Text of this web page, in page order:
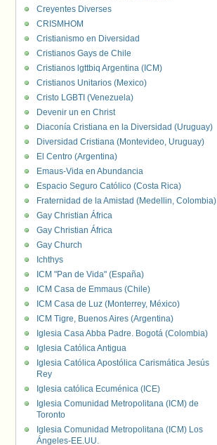
Creyentes Diverses
CRISMHOM
Cristianismo en Diversidad
Cristianos Gays de Chile
Cristianos lgttbiq Argentina (ICM)
Cristianos Unitarios (Mexico)
Cristo LGBTI (Venezuela)
Devenir un en Christ
Diaconía Cristiana en la Diversidad (Uruguay)
Diversidad Cristiana (Montevideo, Uruguay)
El Centro (Argentina)
Emaus-Vida en Abundancia
Espacio Seguro Católico (Costa Rica)
Fraternidad de la Amistad (Medellin, Colombia)
Gay Christian África
Gay Christian África
Gay Church
Ichthys
ICM "Pan de Vida" (España)
ICM Casa de Emmaus (Chile)
ICM Casa de Luz (Monterrey, México)
ICM Tigre, Buenos Aires (Argentina)
Iglesia Casa Abba Padre. Bogotá (Colombia)
Iglesia Católica Antigua
Iglesia Católica Apostólica Carismática Jesús
Rey
Iglesia católica Ecuménica (ICE)
Iglesia Comunidad Metropolitana (ICM) de
Toronto
Iglesia Comunidad Metropolitana (ICM) Los
Ángeles-EE.UU.